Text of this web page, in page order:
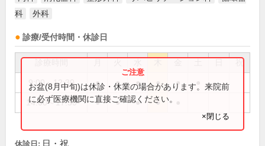
科
外科
診療/受付時間・休診日
祝
9:00～12:30 ● ● ● ● ●
14:00～17:30 ● ● ● ●
お盆(8月中旬)は休診・休業の場合があります。来院前
に必ず医療機関に直接ご確認ください。
×閉じる
休診日: 日・祝